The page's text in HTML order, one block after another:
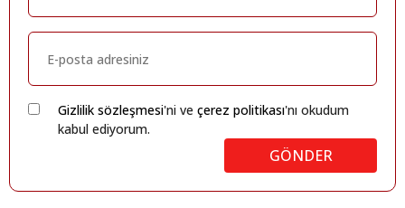
Gizlilik sözleşmesi'ni ve çerez politikası'nı okudum
kabul ediyorum.
GÖNDER